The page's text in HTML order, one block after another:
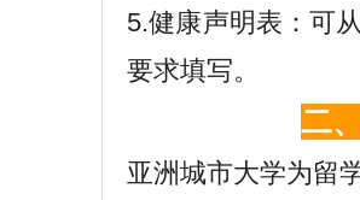
5.健康声明表：可
要求填写。
二
亚洲城市大学为留